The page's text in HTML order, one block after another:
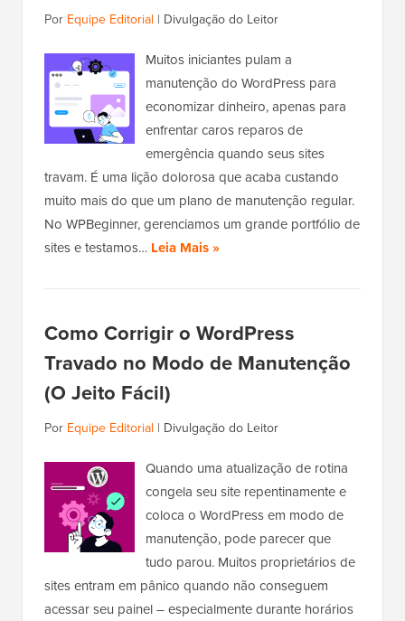
Por Equipe Editorial | Divulgação do Leitor
Muitos iniciantes pulam a
manutenção do WordPress para
economizar dinheiro, apenas para
enfrentar caros reparos de
emergência quando seus sites
travam. É uma lição dolorosa que acaba custando
muito mais do que um plano de manutenção regular.
No WPBeginner, gerenciamos um grande portfólio de
sites e testamos… Leia Mais »
Como Corrigir o WordPress
Travado no Modo de Manutenção
(O Jeito Fácil)
Por Equipe Editorial | Divulgação do Leitor
Quando uma atualização de rotina
congela seu site repentinamente e
coloca o WordPress em modo de
manutenção, pode parecer que
tudo parou. Muitos proprietários de
sites entram em pânico quando não conseguem
acessar seu painel – especialmente durante horários